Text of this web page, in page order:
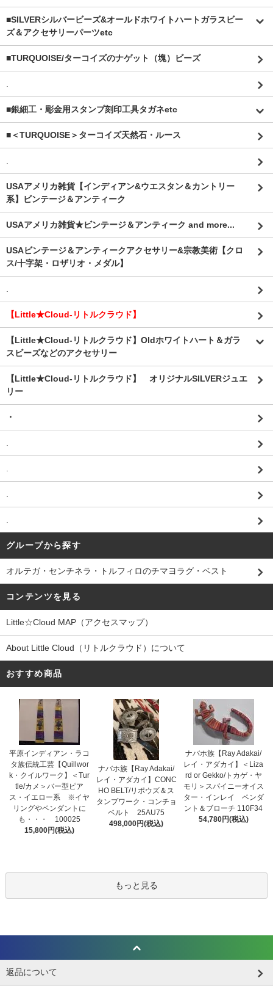
■SILVERシルバービーズ&オールドホワイトハートガラスビー
ズ＆アクセサリーパーツetc
■TURQUOISE/ターコイズのナゲット（塊）ビーズ
.
■銀細工・彫金用スタンプ刻印工具タガネetc
■＜TURQUOISE＞ターコイズ天然石・ルース
.
USAアメリカ雑貨【インディアン&ウエスタン＆カントリー
系】ビンテージ＆アンティーク
USAアメリカ雑貨★ビンテージ＆アンティーク and more...
USAビンテージ＆アンティークアクセサリー&宗教美術【クロ
ス/十字架・ロザリオ・メダル】
.
【Little★Cloud-リトルクラウド】
【Little★Cloud-リトルクラウド】Oldホワイトハート＆ガラ
スビーズなどのアクセサリー
【Little★Cloud-リトルクラウド】 オリジナルSILVERジュエ
リー
・
.
.
.
.
グループから探す
オルテガ・センチネラ・トルフィロのチマヨラグ・ベスト
コンテンツを見る
Little☆Cloud MAP（アクセスマップ）
About Little Cloud（リトルクラウド）について
おすすめ商品
平原インディアン・ラコ
タ族伝統工芸【Quillwor
k・クイルワーク】＜Tur
tle/カメ＞バー型ピア
ス・イエロー系 ※イヤ
リングやペンダントに
も・・・ 100025
15,800円(税込)
ナバホ族【Ray Adakai/
レイ・アダカイ】CONC
HO BELT/リポウズ＆ス
タンプワーク・コンチョ
ベルト 25AU75
498,000円(税込)
ナバホ族【Ray Adakai/
レイ・アダカイ】＜Liza
rd or Gekko/トカゲ・ヤ
モリ＞スパイニーオイス
ター・インレイ ペンダ
ント＆ブローチ 110F34
54,780円(税込)
もっと見る
返品について